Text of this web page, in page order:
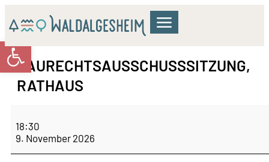
Werkzeugleiste öffnen
BAURECHTSAUSSCHUSSSITZUNG,
RATHAUS
18:30
9. November 2026